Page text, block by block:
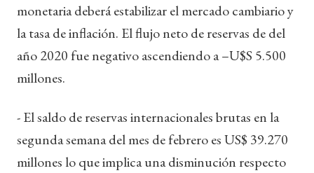
monetaria deberá estabilizar el mercado cambiario y
la tasa de inflación. El flujo neto de reservas de del
año 2020 fue negativo ascendiendo a –U$S 5.500
millones.
- El saldo de reservas internacionales brutas en la
segunda semana del mes de febrero es US$ 39.270
millones lo que implica una disminución respecto